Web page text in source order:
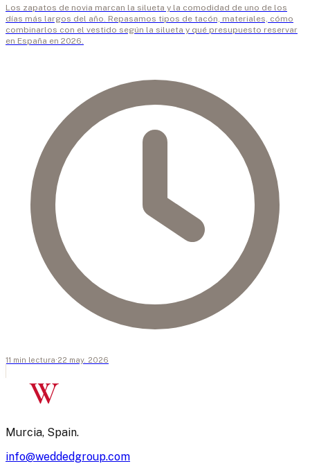
Los zapatos de novia marcan la silueta y la comodidad de uno de los
días más largos del año. Repasamos tipos de tacón, materiales, cómo
combinarlos con el vestido según la silueta y qué presupuesto reservar
en España en 2026.
11 min lectura·22 may. 2026
W
Murcia, Spain.
info@weddedgroup.com